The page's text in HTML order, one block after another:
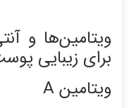
ویتامین‌ها و
برای زیبایی
ویتامین A